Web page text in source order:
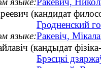
(кандидат
Гродненский
языке:Ракевіч,
(кандыдат
Брэсцкі